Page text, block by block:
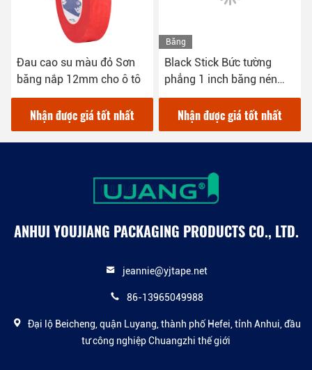
Đau cao su màu đỏ Sơn
băng nắp 12mm cho ô tô
Nhận được giá tốt nhất
Băng
hình
Black Stick Bức tường
phẳng 1 inch băng nén
Crepe giấy cắt cắt
Nhận được giá tốt nhất
ANHUI YOUJIANG PACKAGING PRODUCTS CO., LTD.
jeannie@yjtape.net
86-13965049988
Đại lộ Beicheng, quận Luyang, thành phố Hefei, tỉnh Anhui, đầu
tư công nghiệp Chuangzhi thế giới